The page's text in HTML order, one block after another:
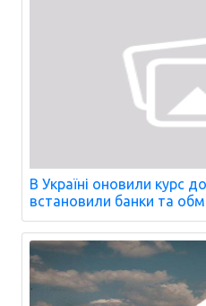
В Україні оновили курс
встановили банки та